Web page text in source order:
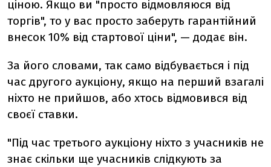
ціною. Якщо ви "просто відмовляюся від
торгів", то у вас просто заберуть гарантійний
внесок 10% від стартової ціни", — додає він.
За його словами, так само відбувається і під
час другого аукціону, якщо на перший взагалі
ніхто не прийшов, або хтось відмовився від
своєї ставки.
"Під час третього аукціону ніхто з учасників не
знає скільки ще учасників слідкують за